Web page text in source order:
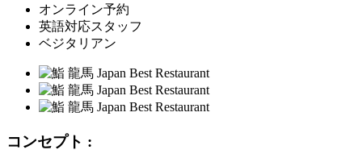
オンライン予約
英語対応スタッフ
ベジタリアン
コンセプト :